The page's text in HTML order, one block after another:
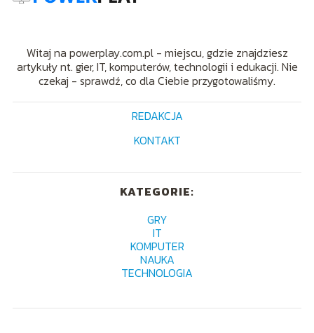
Witaj na powerplay.com.pl - miejscu, gdzie znajdziesz
artykuły nt. gier, IT, komputerów, technologii i edukacji. Nie
czekaj - sprawdź, co dla Ciebie przygotowaliśmy.
REDAKCJA
KONTAKT
KATEGORIE:
GRY
IT
KOMPUTER
NAUKA
TECHNOLOGIA